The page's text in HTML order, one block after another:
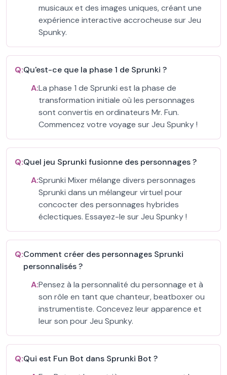
musicaux et des images uniques, créant une
expérience interactive accrocheuse sur Jeu
Spunky.
Q:Qu'est-ce que la phase 1 de Sprunki ?
A:La phase 1 de Sprunki est la phase de
transformation initiale où les personnages
sont convertis en ordinateurs Mr. Fun.
Commencez votre voyage sur Jeu Spunky !
Q:Quel jeu Sprunki fusionne des personnages ?
A:Sprunki Mixer mélange divers personnages
Sprunki dans un mélangeur virtuel pour
concocter des personnages hybrides
éclectiques. Essayez-le sur Jeu Spunky !
Q:Comment créer des personnages Sprunki
personnalisés ?
A:Pensez à la personnalité du personnage et à
son rôle en tant que chanteur, beatboxer ou
instrumentiste. Concevez leur apparence et
leur son pour Jeu Spunky.
Q:Qui est Fun Bot dans Sprunki Bot ?